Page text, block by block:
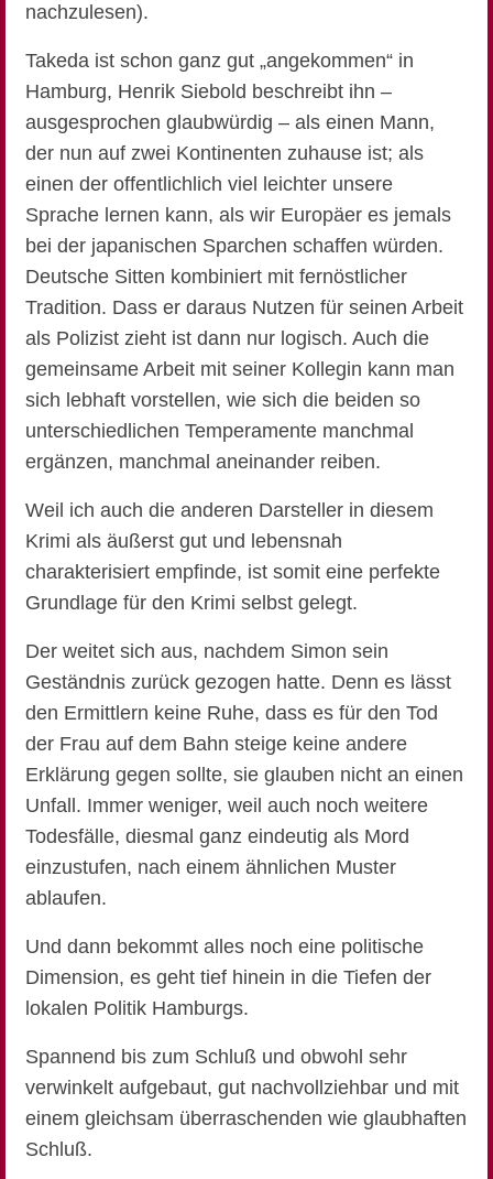
nachzulesen).
Takeda ist schon ganz gut „angekommen“ in
Hamburg, Henrik Siebold beschreibt ihn –
ausgesprochen glaubwürdig – als einen Mann,
der nun auf zwei Kontinenten zuhause ist; als
einen der offentlichlich viel leichter unsere
Sprache lernen kann, als wir Europäer es jemals
bei der japanischen Sparchen schaffen würden.
Deutsche Sitten kombiniert mit fernöstlicher
Tradition. Dass er daraus Nutzen für seinen Arbeit
als Polizist zieht ist dann nur logisch. Auch die
gemeinsame Arbeit mit seiner Kollegin kann man
sich lebhaft vorstellen, wie sich die beiden so
unterschiedlichen Temperamente manchmal
ergänzen, manchmal aneinander reiben.
Weil ich auch die anderen Darsteller in diesem
Krimi als äußerst gut und lebensnah
charakterisiert empfinde, ist somit eine perfekte
Grundlage für den Krimi selbst gelegt.
Der weitet sich aus, nachdem Simon sein
Geständnis zurück gezogen hatte. Denn es lässt
den Ermittlern keine Ruhe, dass es für den Tod
der Frau auf dem Bahn steige keine andere
Erklärung gegen sollte, sie glauben nicht an einen
Unfall. Immer weniger, weil auch noch weitere
Todesfälle, diesmal ganz eindeutig als Mord
einzustufen, nach einem ähnlichen Muster
ablaufen.
Und dann bekommt alles noch eine politische
Dimension, es geht tief hinein in die Tiefen der
lokalen Politik Hamburgs.
Spannend bis zum Schluß und obwohl sehr
verwinkelt aufgebaut, gut nachvollziehbar und mit
einem gleichsam überraschenden wie glaubhaften
Schluß.